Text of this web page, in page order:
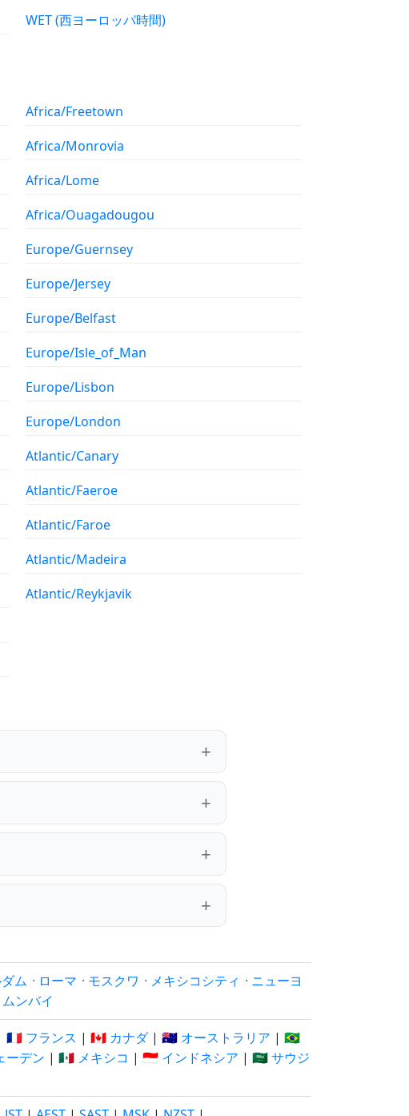
WET (西ヨーロッパ時間)
Africa/Freetown
Africa/Monrovia
Africa/Lome
Africa/Ouagadougou
Europe/Guernsey
Europe/Jersey
Europe/Belfast
Europe/Isle_of_Man
Europe/Lisbon
Europe/London
Atlantic/Canary
Atlantic/Faeroe
Atlantic/Faroe
Atlantic/Madeira
Atlantic/Reykjavik
ム · ローマ · モスクワ · メキシコシティ · ニューヨ
ムンバイ
🇫🇷 フランス | 🇨🇦 カナダ| 🇦🇺 オーストラリア | 🇧🇷
ーデン | 🇲🇽 メキシコ | 🇮🇩 インドネシア | 🇸🇦 サウジ